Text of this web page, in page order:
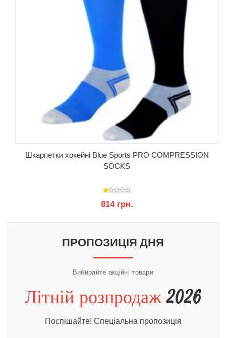
Шкарпетки хокейні Blue Sports PRO COMPRESSION
SOCKS
814 грн.
ПРОПОЗИЦІЯ ДНЯ
Вибирайте акційні товари
Літній розпродаж2026
Поспішайте! Спеціальна пропозиція